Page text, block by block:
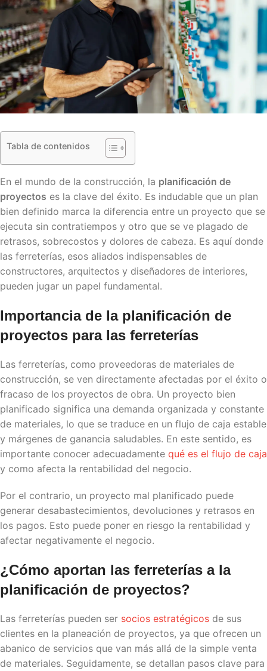
Tabla de contenidos
En el mundo de la construcción, la planificación de
proyectos es la clave del éxito. Es indudable que un plan
bien definido marca la diferencia entre un proyecto que se
ejecuta sin contratiempos y otro que se ve plagado de
retrasos, sobrecostos y dolores de cabeza. Es aquí donde
las ferreterías, esos aliados indispensables de
constructores, arquitectos y diseñadores de interiores,
pueden jugar un papel fundamental.
Importancia de la planificación de
proyectos para las ferreterías
Las ferreterías, como proveedoras de materiales de
construcción, se ven directamente afectadas por el éxito o
fracaso de los proyectos de obra. Un proyecto bien
planificado significa una demanda organizada y constante
de materiales, lo que se traduce en un flujo de caja estable
y márgenes de ganancia saludables. En este sentido, es
importante conocer adecuadamente qué es el flujo de caja
y como afecta la rentabilidad del negocio.
Por el contrario, un proyecto mal planificado puede
generar desabastecimientos, devoluciones y retrasos en
los pagos. Esto puede poner en riesgo la rentabilidad y
afectar negativamente el negocio.
¿Cómo aportan las ferreterías a la
planificación de proyectos?
Las ferreterías pueden ser socios estratégicos de sus
clientes en la planeación de proyectos, ya que ofrecen un
abanico de servicios que van más allá de la simple venta
de materiales. Seguidamente, se detallan pasos clave para